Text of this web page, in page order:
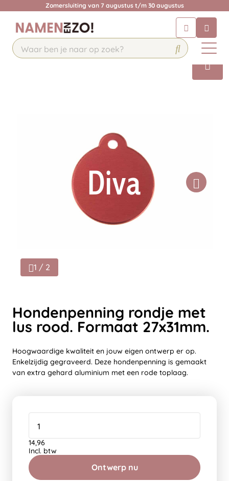
Zomersluiting van 7 augustus t/m 30 augustus
Chat 24/7 met onze chatbot voor
hulp
Contact
1 / 2
Hondenpenning rondje met
lus rood. Formaat 27x31mm.
Hoogwaardige kwaliteit en jouw eigen ontwerp er op.
Enkelzijdig gegraveerd. Deze hondenpenning is gemaakt
van extra gehard aluminium met een rode toplaag.
Ontwerp nu
14,96
Incl. btw